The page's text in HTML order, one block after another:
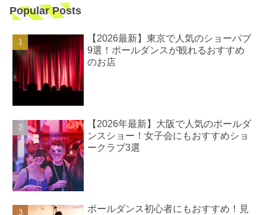
Popular Posts
【2026最新】東京で人気のショーパブ
9選！ポールダンスが観れるおすすめ
のお店
【2026年最新】大阪で人気のポールダ
ンスショー！女子会にもおすすめショ
ークラブ3選
ポールダンス初心者にもおすすめ！見